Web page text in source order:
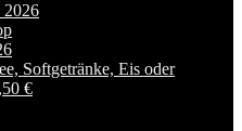
2026
Softgetränke, Eis oder
€